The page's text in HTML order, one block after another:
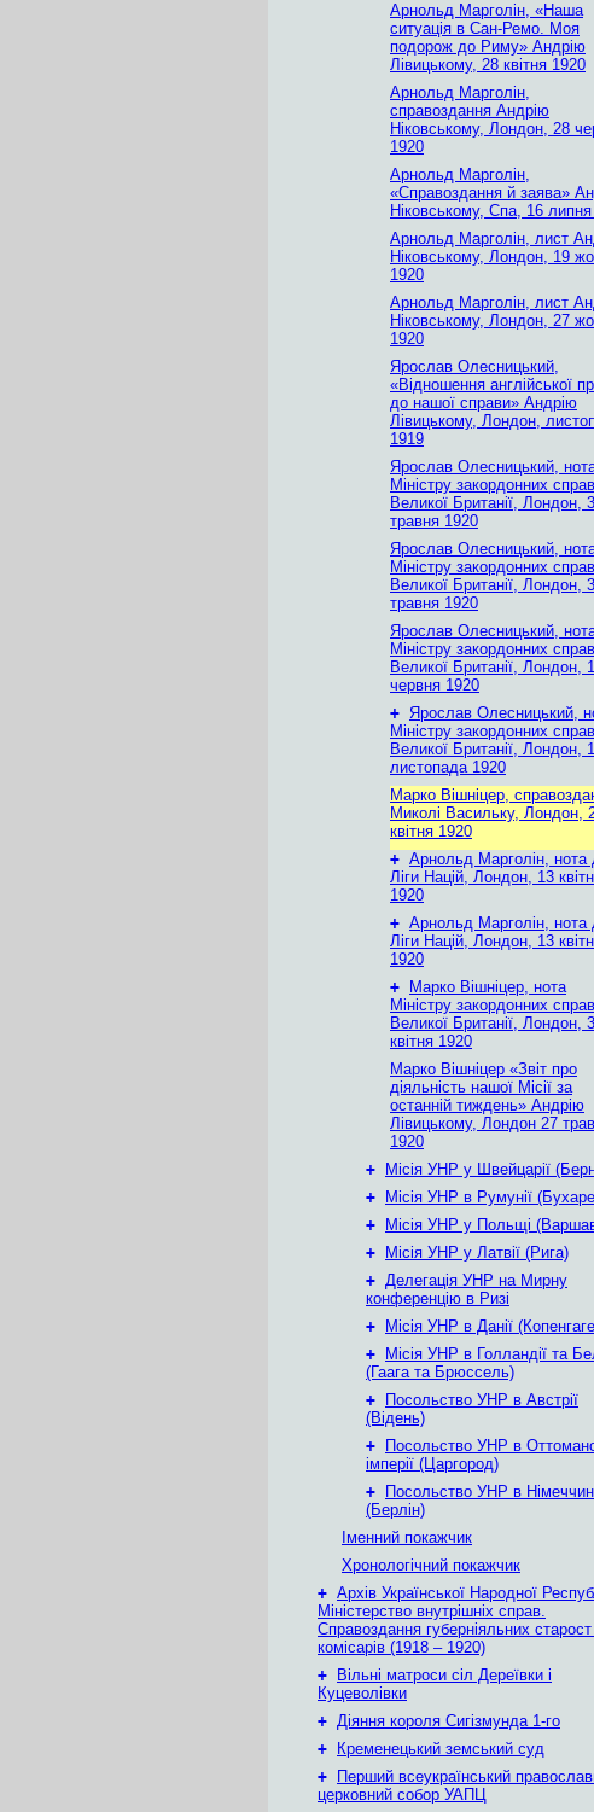
Арнольд Марголін, «Наша
ситуація в Сан-Ремо. Моя
подорож до Риму» Андрію
Лівицькому, 28 квітня 1920
Арнольд Марголін,
справоздання Андрію
Ніковському, Лондон, 28
1920
Арнольд Марголін,
«Справоздання й заява»
Ніковському, Спа, 16
Арнольд Марголін, лист
Ніковському, Лондон, 19
1920
Арнольд Марголін, лист
Ніковському, Лондон, 27
1920
Ярослав Олесницький,
«Відношення англійської
до нашої справи» Андрію
Лівицькому, Лондон,
1919
Ярослав Олесницький,
Міністру закордонних справ
Великої Британії, Лондон,
травня 1920
Ярослав Олесницький,
Міністру закордонних справ
Великої Британії, Лондон,
травня 1920
Ярослав Олесницький,
Міністру закордонних справ
Великої Британії, Лондон,
червня 1920
+ Ярослав Олесницький,
Міністру закордонних справ
Великої Британії, Лондон,
листопада 1920
Марко Вішніцер,
Миколі Васильку, Лондон,
квітня 1920
+ Арнольд Марголін, нота
Ліги Націй, Лондон, 13
1920
+ Арнольд Марголін, нота
Ліги Націй, Лондон, 13
1920
+
Марко Вішніцер, нота
Міністру закордонних справ
Великої Британії, Лондон,
квітня 1920
Марко Вішніцер «Звіт про
діяльність нашої Місії за
останній тиждень» Андрію
Лівицькому, Лондон 27
1920
+
Місія УНР у Швейцарії
+
Місія УНР в Румунії
+
Місія УНР у Польщі
+
Місія УНР у Латвії (Рига)
+ Делегація УНР на Мирну
конференцію в Ризі
+
Місія УНР в Данії
+
Місія УНР в Голландії та
(Гаага та Брюссель)
+
Посольство УНР в Австрії
(Відень)
+
Посольство УНР в
імперії (Царгород)
+
Посольство УНР в
(Берлін)
Іменний покажчик
Хронологічний покажчик
+ Архів Української Народної
Міністерство внутрішніх справ.
Справоздання губерніяльних старост
комісарів (1918 – 1920)
+
Вільні матроси сіл Дереївки і
Куцеволівки
+ Діяння короля Сигізмунда 1-го
+
Кременецький земський суд
+
Перший всеукраїнський
церковний собор УАПЦ